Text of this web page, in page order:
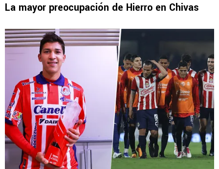
La mayor preocupación de Hierro en Chivas